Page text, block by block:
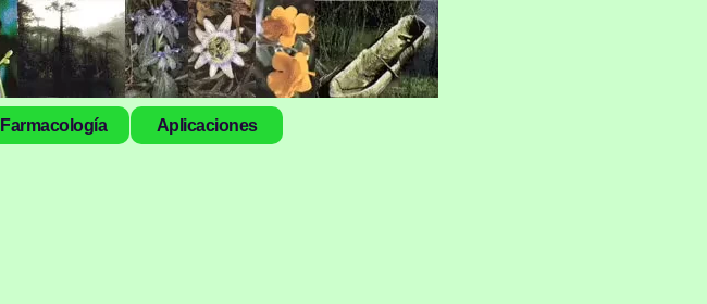
Farmacología Aplicaciones